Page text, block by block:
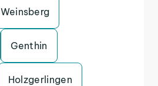
Weinsberg
Genthin
Holzgerlingen